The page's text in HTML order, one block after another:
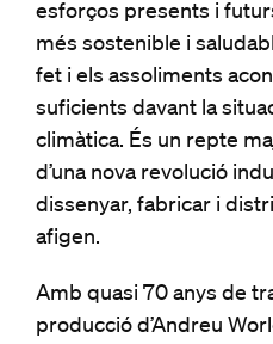
esforços presents i
més sostenible i
fet i els assoliments
suficients davant la
climàtica. És un repte
d’una nova revolució
dissenyar, fabricar i
afigen.
Amb quasi 70 anys de
producció d’Andreu